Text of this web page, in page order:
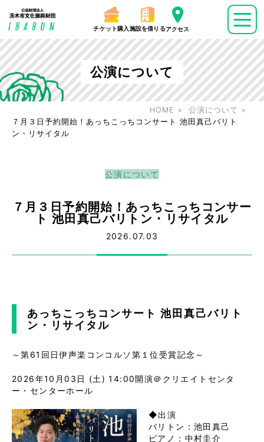
チケット購入 施設を借りるアクセス
公演について
HOME
公演について
７月３日予約開始！あっちこっちコンサート 池田真己バリト
ン・リサイタル
公演について
７月３日予約開始！あっちこっちコンサー
ト 池田真己バリトン・リサイタル
2026.07.03
あっちこっちコンサート 池田真己バリト
ン・リサイタル
～第61回日伊声楽コンコルソ第１位受賞記念～
2026年10月03日 (土) 14:00開演＠クリエイトセンタ
ー・センターホール
◆出演
バリトン：池田真己
ピアノ：中村圭介